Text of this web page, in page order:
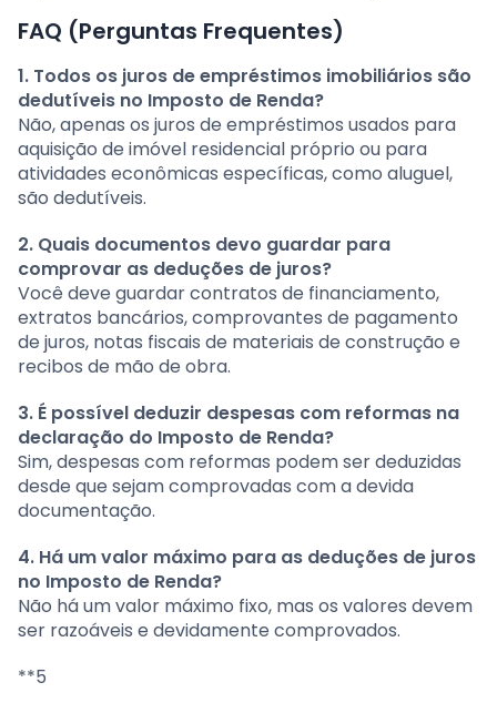
FAQ (Perguntas Frequentes)
1. Todos os juros de empréstimos imobiliários são
dedutíveis no Imposto de Renda?
Não, apenas os juros de empréstimos usados para
aquisição de imóvel residencial próprio ou para
atividades econômicas específicas, como aluguel,
são dedutíveis.
2. Quais documentos devo guardar para
comprovar as deduções de juros?
Você deve guardar contratos de financiamento,
extratos bancários, comprovantes de pagamento
de juros, notas fiscais de materiais de construção e
recibos de mão de obra.
3. É possível deduzir despesas com reformas na
declaração do Imposto de Renda?
Sim, despesas com reformas podem ser deduzidas
desde que sejam comprovadas com a devida
documentação.
4. Há um valor máximo para as deduções de juros
no Imposto de Renda?
Não há um valor máximo fixo, mas os valores devem
ser razoáveis e devidamente comprovados.
**5